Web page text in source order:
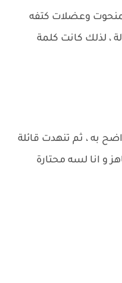
وعضلات كتفه
، لذلك كانت كلمة
به ، ثم تنهدت قائلة
و انا لسه محتارة